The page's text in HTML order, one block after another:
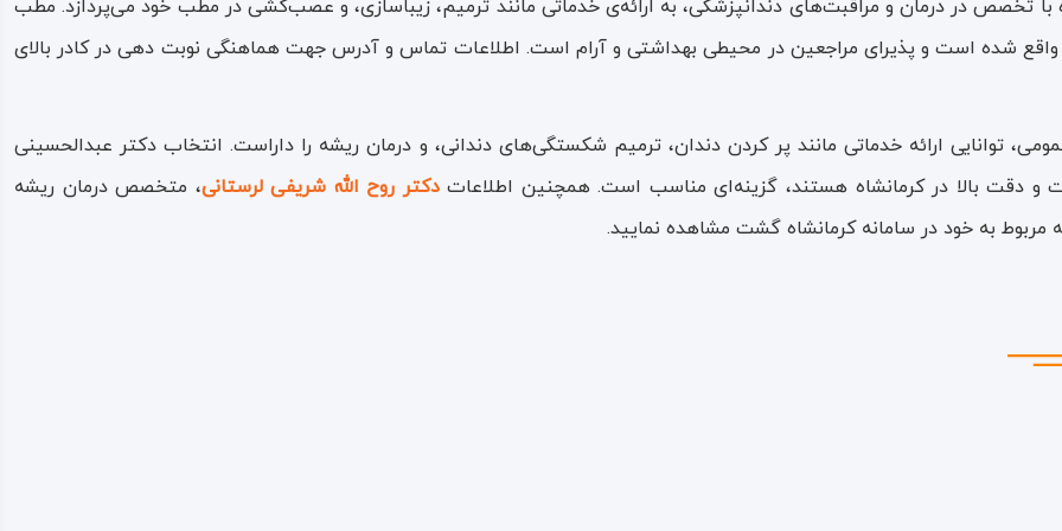
با تخصص در درمان و مراقبت‌های دندانپزشکی، به ارائه‌ی خدماتی مانند ترمیم، زیباسازی، و عصب‌کشی در مطب خود می‌پردازد. مطب
واقع شده است و پذیرای مراجعین در محیطی بهداشتی و آرام است. اطلاعات تماس و آدرس جهت هماهنگی نوبت دهی در کادر بالای
توانایی ارائه خدماتی مانند پر کردن دندان، ترمیم شکستگی‌های دندانی، و درمان ریشه را داراست. انتخاب دکتر عبدالحسینی
و دقت بالا در کرمانشاه هستند، گزینه‌ای مناسب است. همچنین اطلاعاتدکتر روح الله شریفی لرستانی، متخصص درمان ریشه
به خود در سامانه کرمانشاه گشت مشاهده نمایید.